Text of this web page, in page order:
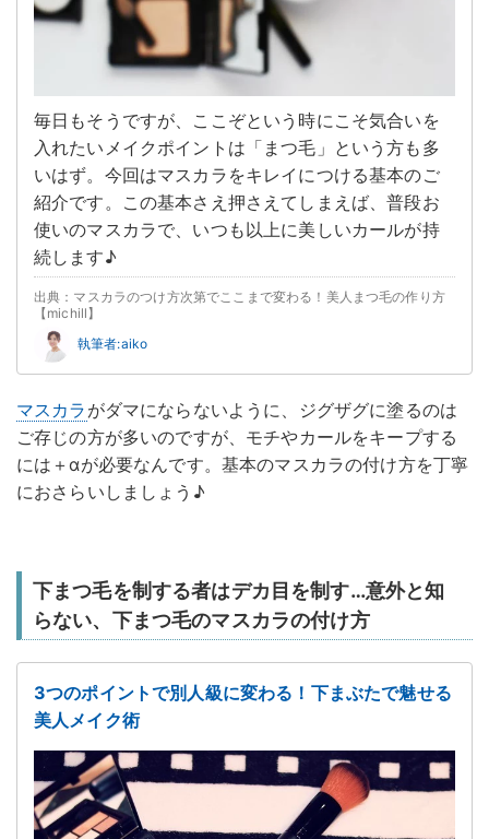
毎日もそうですが、ここぞという時にこそ気合いを
入れたいメイクポイントは「まつ毛」という方も多
いはず。今回はマスカラをキレイにつける基本のご
紹介です。この基本さえ押さえてしまえば、普段お
使いのマスカラで、いつも以上に美しいカールが持
続します♪
出典：マスカラのつけ方次第でここまで変わる！美人まつ毛の作り方
【michill】
執筆者:aiko
マスカラ がダマにならないように、ジグザグに塗るのは
ご存じの方が多いのですが、モチやカールをキープする
には＋αが必要なんです。基本のマスカラの付け方を丁寧
におさらいしましょう♪
下まつ毛を制する者はデカ目を制す…意外と知
らない、下まつ毛のマスカラの付け方
3つのポイントで別人級に変わる！下まぶたで魅せる
美人メイク術